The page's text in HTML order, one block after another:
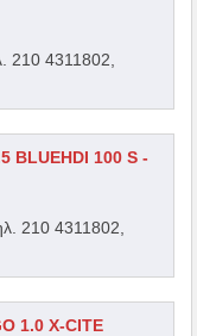
210 4311802,
BLUEHDI 100 S -
210 4311802,
1.0 X-CITE